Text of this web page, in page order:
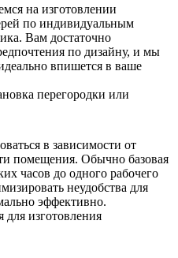
на изготовлении
по индивидуальным
Вам достаточно
по дизайну, и мы
впишется в ваше
перегородки или
в зависимости от
помещения. Обычно базовая
часов до одного рабочего
неудобства для
эффективно.
изготовления